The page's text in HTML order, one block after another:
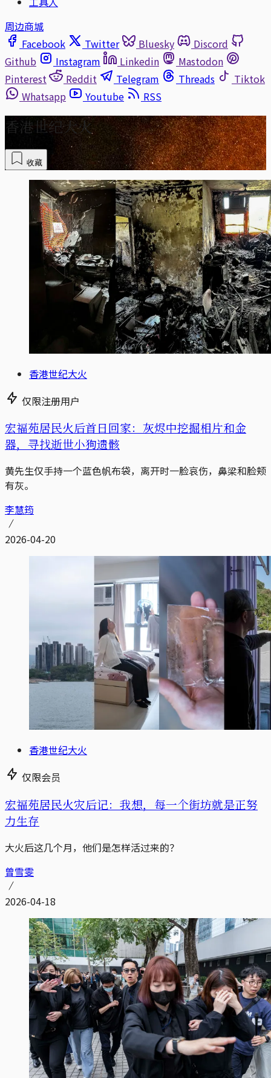
周边商城
Facebook
Twitter Bluesky
Discord
Github
Instagram Linkedin
Mastodon
Pinterest
Reddit Telegram Threads
Tiktok
Whatsapp
Youtube RSS
香港世纪大火
收藏
香港世纪大火
仅限注册用户
宏福苑居民火后首日回家：灰烬中挖掘相片和金
器，寻找逝世小狗遗骸
黄先生仅手持一个蓝色帆布袋，离开时一脸哀伤，鼻梁和脸颊
有灰。
李慧筠
2026-04-20
香港世纪大火
仅限会员
宏福苑居民火灾后记：我想，每一个街坊就是正努
力生存
大火后这几个月，他们是怎样活过来的？
曾雪雯
2026-04-18